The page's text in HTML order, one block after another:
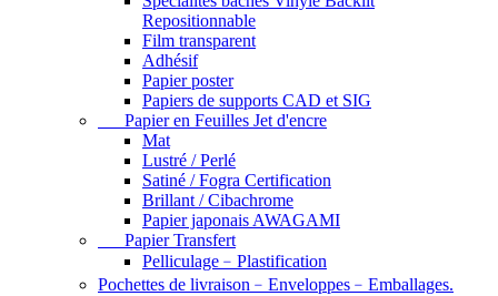
Repositionnable
Film transparent
Adhésif
Papier poster
Papiers de supports CAD et SIG
Papier en Feuilles Jet d'encre
Mat
Lustré / Perlé
Satiné / Fogra Certification
Brillant / Cibachrome
Papier japonais AWAGAMI
Papier Transfert
Pelliculage﹣Plastification
Pochettes de livraison﹣Enveloppes﹣Emballages.